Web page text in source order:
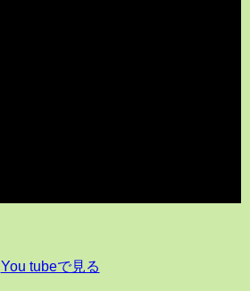
You tubeで見る